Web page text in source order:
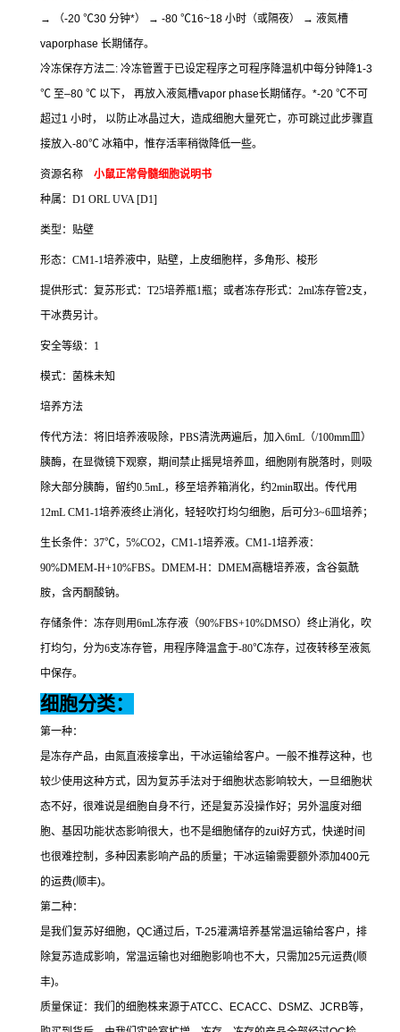
→
（-20 ℃30 分钟*） → -80 ℃16~18 小时（或隔夜） → 液氮槽
vaporphase 长期储存。
冷冻保存方法二: 冷冻管置于已设定程序之可程序降温机中每分钟降1-3
℃ 至–80 ℃ 以下， 再放入液氮槽vapor phase长期储存。 *-20 ℃不可
超过1 小时，
以防止冰晶过大，造成细胞大量死亡，亦可跳过此步骤直
接放入-80℃ 冰箱中，惟存活率稍微降低一些。
资源名称 小鼠正常骨髓细胞说明书
种属： D1 ORL UVA [D1]
类型：贴壁
形态： CM1-1培养液中，贴壁，上皮细胞样，多角形、梭形
提供形式：复苏形式： T25培养瓶1瓶；或者冻存形式： 2ml冻存管2支，
干冰费另计。
安全等级： 1
模式：菌株未知
培养方法
传代方法：将旧培养液吸除， PBS清洗两遍后，加入6mL （/100mm皿）
胰酶，在显微镜下观察，期间禁止摇晃培养皿，细胞刚有脱落时，则吸
除大部分胰酶，留约0.5mL，移至培养箱消化，约2min取出。传代用
12mL CM1-1培养液终止消化，轻轻吹打均匀细胞，后可分3~6皿培养；
生长条件： 37℃， 5%CO2， CM1-1培养液。 CM1-1培养液：
90%DMEM-H+10%FBS。 DMEM-H： DMEM高糖培养液，含谷氨酰
胺，含丙酮酸钠。
存储条件：冻存则用6mL冻存液（90%FBS+10%DMSO）终止消化，吹
打均匀，分为6支冻存管，用程序降温盒于-80℃冻存，过夜转移至液氮
中保存。
细胞分类：
第一种：
是冻存产品，由氮直液接拿出，干冰运输给客户。一般不推荐这种，也
较少使用这种方式，因为复苏手法对于细胞状态影响较大，一旦细胞状
态不好，很难说是细胞自身不行，还是复苏没操作好；另外温度对细
胞、基因功能状态影响很大，也不是细胞储存的zui好方式，快递时间
也很难控制，多种因素影响产品的质量；干冰运输需要额外添加400元
的运费(顺丰)。
第二种：
是我们复苏好细胞， QC通过后， T-25灌满培养基常温运输给客户，排
除复苏造成影响，常温运输也对细胞影响也不大，只需加25元运费(顺
丰)。
质量保证：我们的细胞株来源于ATCC、 ECACC、 DSMZ、 JCRB等，